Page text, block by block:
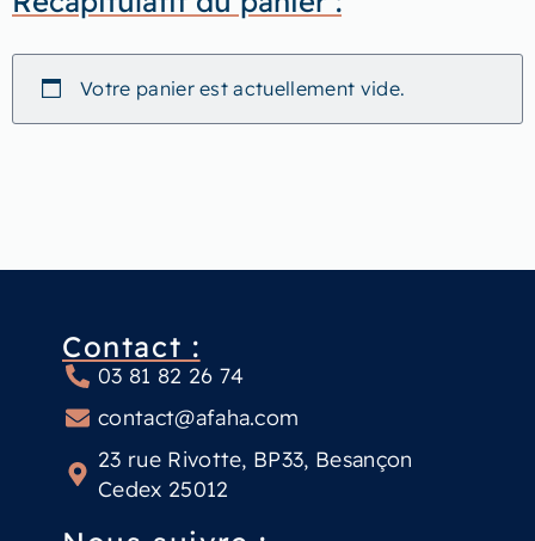
Votre panier est actuellement vide.
Contact :
03 81 82 26 74
contact@afaha.com
23 rue Rivotte, BP33, Besançon
Cedex 25012